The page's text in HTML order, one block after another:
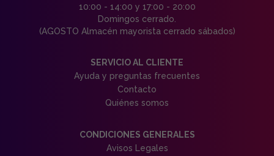
10:00 - 14:00 y 17:00 - 20:00
Domingos cerrado.
(AGOSTO Almacén mayorista cerrado sábados)
SERVICIO AL CLIENTE
Ayuda y preguntas frecuentes
Contacto
Quiénes somos
CONDICIONES GENERALES
Avisos Legales